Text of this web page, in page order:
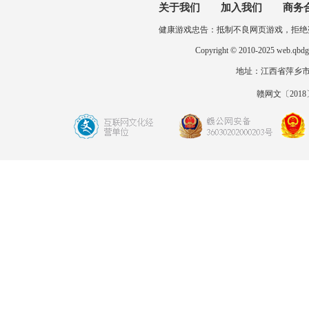
关于我们 加入我们 商务
健康游戏忠告：抵制不良网页游戏，拒
Copyright © 2010-2025
地址：江西省萍乡
赣网文〔2018